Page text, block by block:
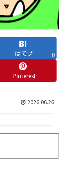
はてブ 0
Pinterest
2026.06.26